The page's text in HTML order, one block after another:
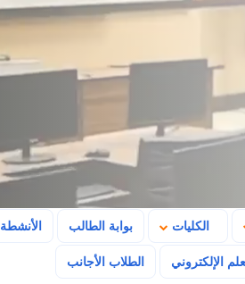
الكليات بوابة الطالب الأنشطة
الإلكتروني الطلاب الأجانب